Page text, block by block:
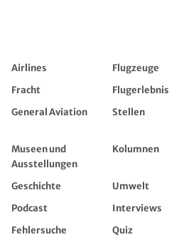
Airlines Flugzeuge
Fracht
Flugerlebnis
General Aviation
Stellen
Museen und
Ausstellungen
Kolumnen
Geschichte Umwelt
Podcast
Interviews
Fehlersuche
Quiz